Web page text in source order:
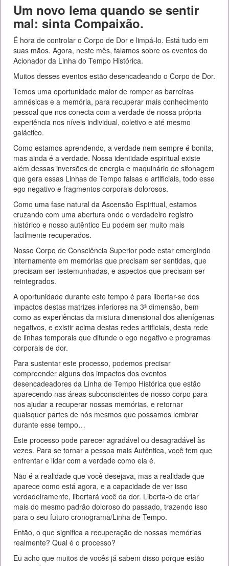
Um novo lema quando se sentir
mal: sinta Compaixão.
É hora de controlar o Corpo de Dor e limpá-lo. Está tudo em
suas mãos. Agora, neste mês, falamos sobre os eventos do
Acionador da Linha do Tempo Histórica.
Muitos desses eventos estão desencadeando o Corpo de Dor.
Temos uma oportunidade maior de romper as barreiras
amnésicas e a memória, para recuperar mais conhecimento
pessoal que nos conecta com a verdade de nossa própria
experiência nos níveis individual, coletivo e até mesmo
galáctico.
Como estamos aprendendo, a verdade nem sempre é bonita,
mas ainda é a verdade. Nossa identidade espiritual existe
além dessas inversões de energia e maquinário de sifonagem
que gera essas Linhas de Tempo falsas e artificiais, todo esse
ego negativo e fragmentos corporais dolorosos.
Como uma fase natural da Ascensão Espiritual, estamos
cruzando com uma abertura onde o verdadeiro registro
histórico e nosso autêntico Eu podem ser muito mais
facilmente recuperados.
Nosso Corpo de Consciência Superior pode estar emergindo
internamente em memórias que precisam ser sentidas, que
precisam ser testemunhadas, e aspectos que precisam ser
reintegrados.
A oportunidade durante este tempo é para libertar-se dos
impactos destas matrizes inferiores na 3ª dimensão, bem
como as experiências da mistura dimensional dos alienígenas
negativos, e existir acima destas redes artificiais, desta rede
de linhas temporais que difunde o ego negativo e programas
corporais de dor.
Para sustentar este processo, podemos precisar
compreender alguns dos impactos dos eventos
desencadeadores da Linha de Tempo Histórica que estão
aparecendo nas áreas subconscientes de nosso corpo para
nos ajudar a recuperar nossas memórias, e retornar
quaisquer partes de nós mesmos que possamos lembrar
durante esse tempo…
Este processo pode parecer agradável ou desagradável às
vezes. Para se tornar a pessoa mais Autêntica, você tem que
enfrentar e lidar com a verdade como ela é.
Não é a realidade que você desejava, mas a realidade que
aparece como está agora, e a capacidade de ver isso
verdadeiramente, libertará você da dor. Liberta-o de criar
mais do mesmo padrão doloroso do passado, trazendo isso
para o seu futuro cronograma/Linha de Tempo.
Então, o que significa a recuperação de nossas memórias
realmente? Qual é o processo?
Eu acho que muitos de vocês já sabem disso porque estão